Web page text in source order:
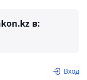
в:
Вход